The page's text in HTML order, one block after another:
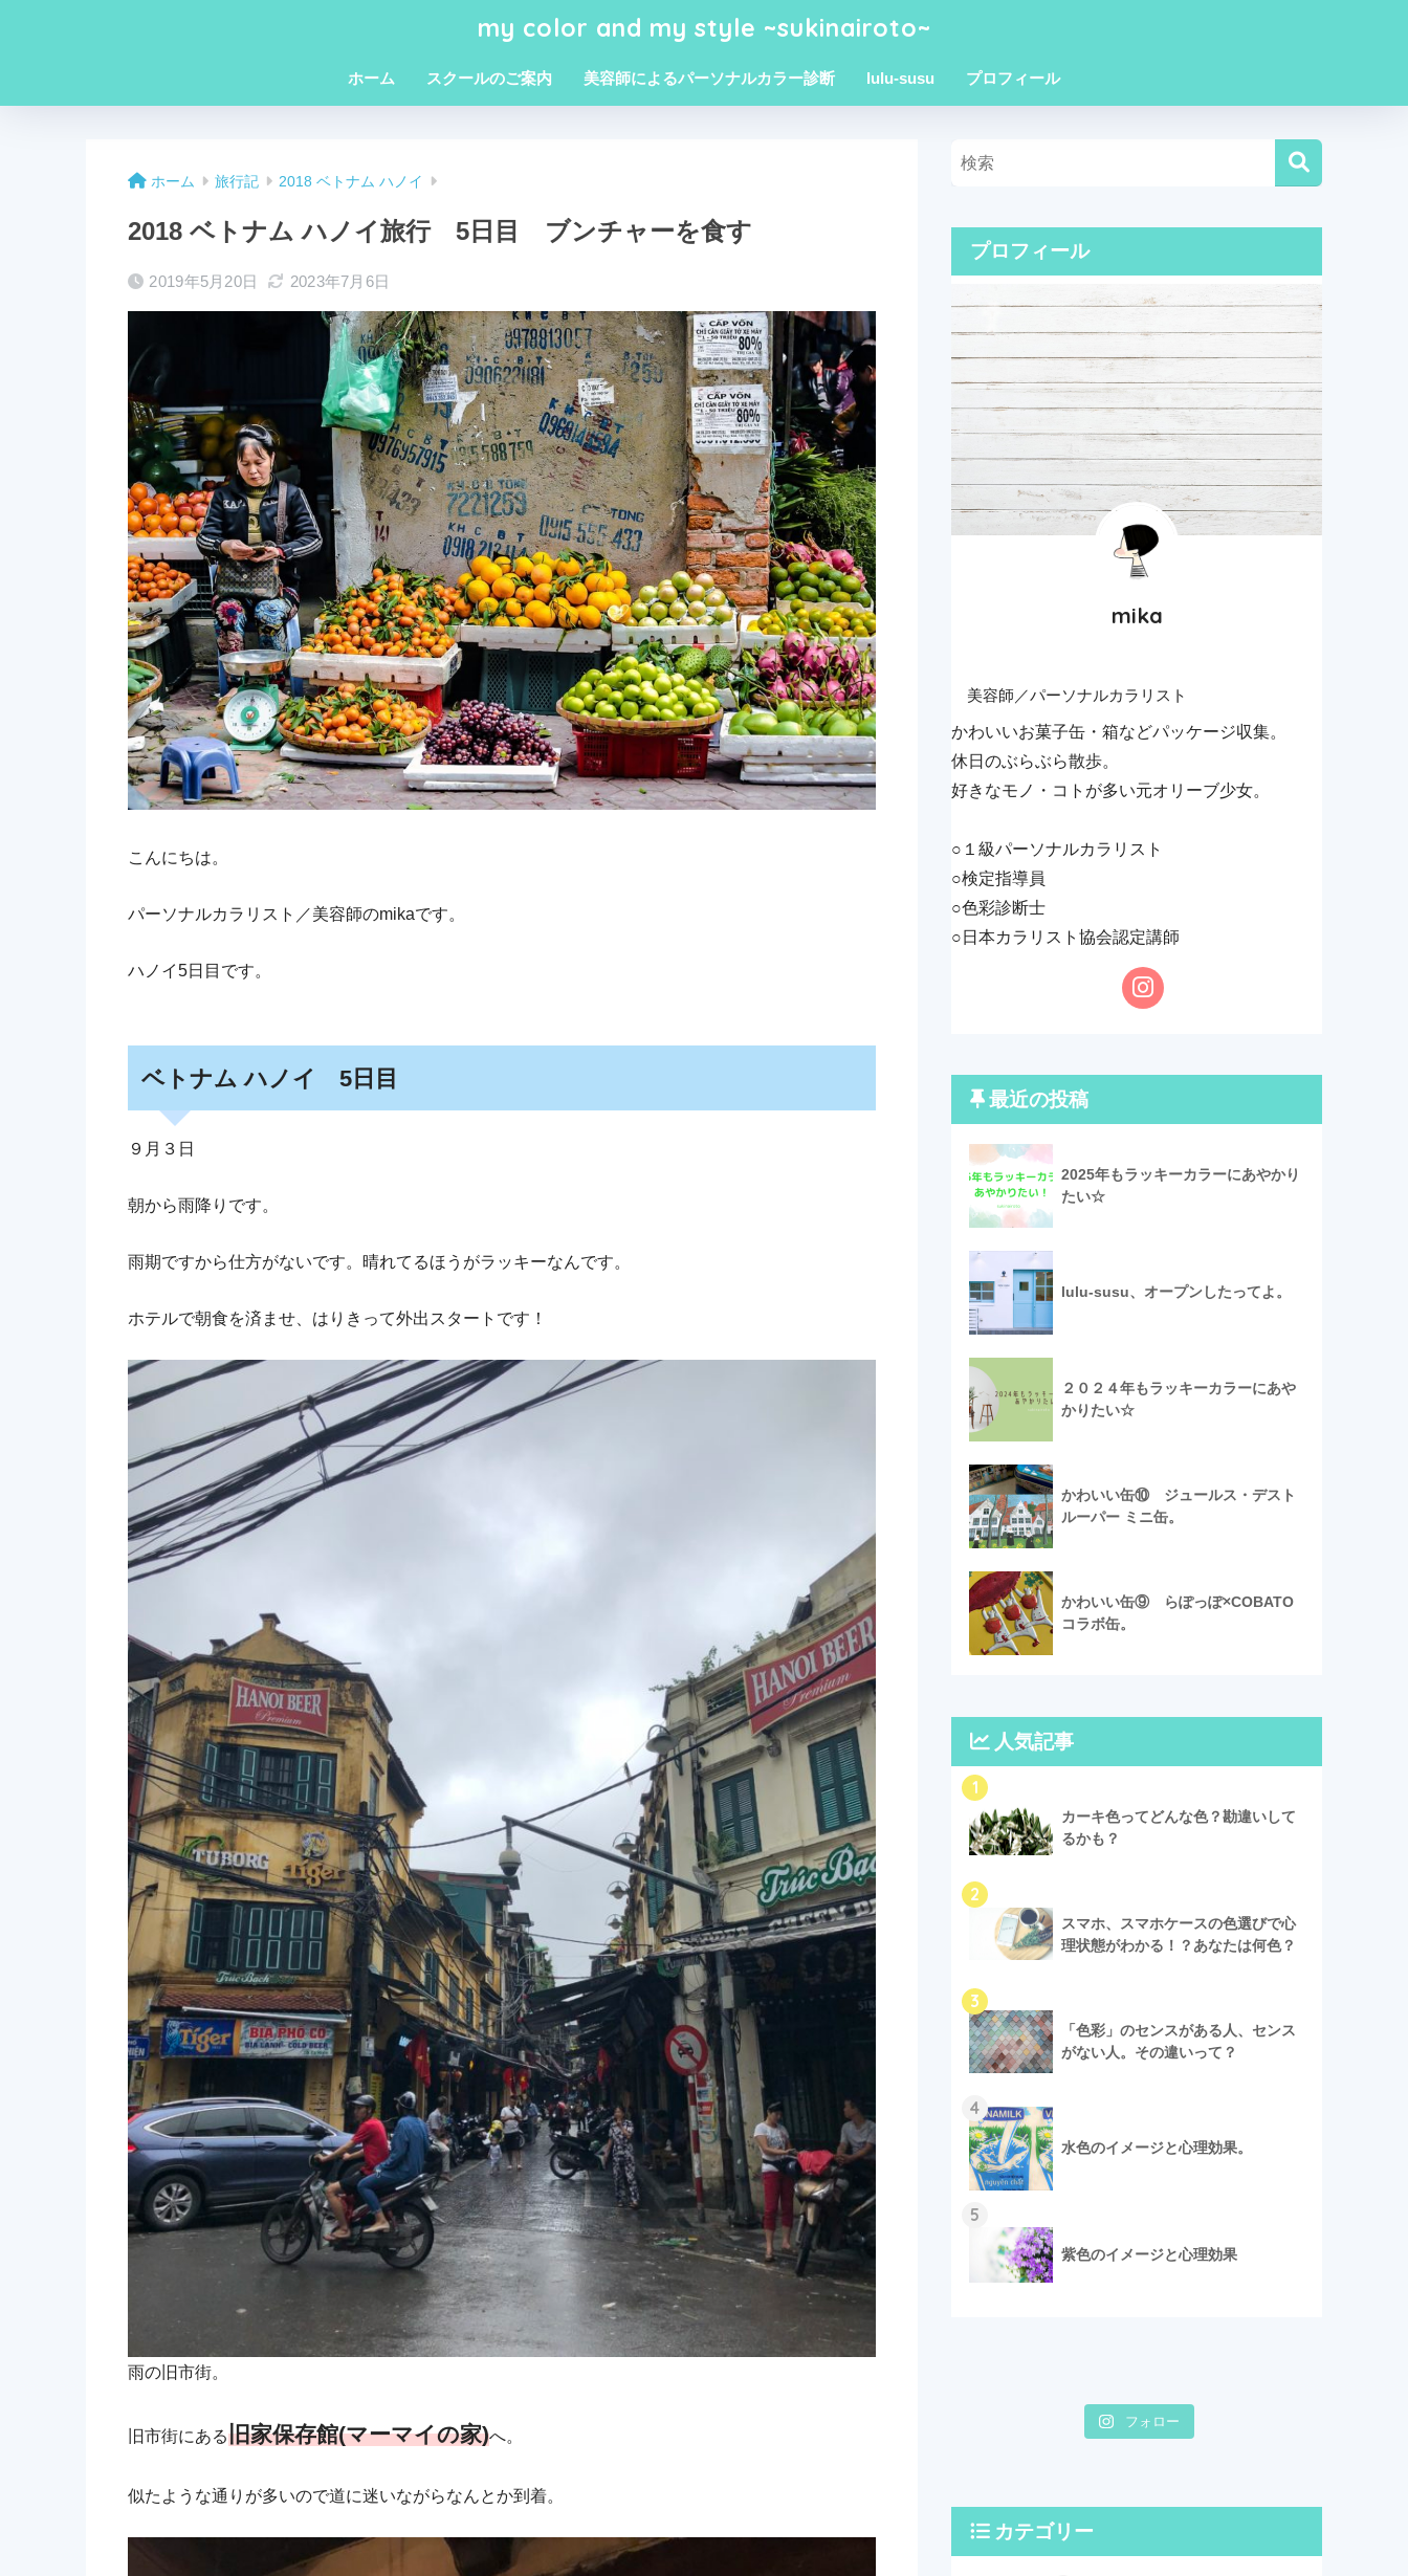
my color and my style ~sukinairoto~
ホーム スクールのご案内 美容師によるパーソナルカラー診断 lulu-susu プロフィール
ホーム 旅行記 2018 ベトナム ハノイ
2018 ベトナム ハノイ旅行 5日目 ブンチャーを食す
2019年5月20日 2023年7月6日
こんにちは。
パーソナルカラリスト／美容師のmikaです。
ハノイ5日目です。
ベトナム ハノイ 5日目
９月３日
朝から雨降りです。
雨期ですから仕方がないです。晴れてるほうがラッキーなんです。
ホテルで朝食を済ませ、はりきって外出スタートです！
雨の旧市街。
旧市街にある旧家保存館(マーマイの家)へ。
似たような通りが多いので道に迷いながらなんとか到着。
プロフィール
mika
美容師／パーソナルカラリスト
かわいいお菓子缶・箱などパッケージ収集。
休日のぶらぶら散歩。
好きなモノ・コトが多い元オリーブ少女。
○１級パーソナルカラリスト
○検定指導員
○色彩診断士
○日本カラリスト協会認定講師
最近の投稿
2025年もラッキーカラーにあやかり
たい☆
lulu-susu、オープンしたってよ。
２０２４年もラッキーカラーにあや
かりたい☆
かわいい缶⑩ ジュールス・デスト
ルーパー ミニ缶。
かわいい缶⑨ らぽっぽ×COBATO
コラボ缶。
人気記事
1
カーキ色ってどんな色？勘違いして
るかも？
2
スマホ、スマホケースの色選びで心
理状態がわかる！？あなたは何色？
3
「色彩」のセンスがある人、センス
がない人。その違いって？
4
水色のイメージと心理効果。
5
紫色のイメージと心理効果
フォロー
カテゴリー